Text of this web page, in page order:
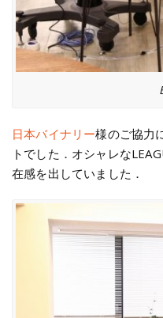
日本バイナリー様のご協力
トでした．オシャレな
在感を出していました．